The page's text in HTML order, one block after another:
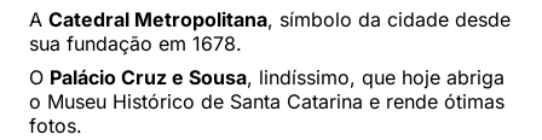
A Catedral Metropolitana, símbolo da cidade desde
sua fundação em 1678.
O Palácio Cruz e Sousa, lindíssimo, que hoje abriga
o Museu Histórico de Santa Catarina e rende ótimas
fotos.